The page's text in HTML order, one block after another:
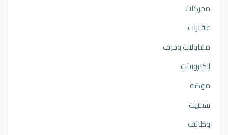
محركات
عقارات
مقاولات وحرف
إلكترونيات
موضه
ستلايت
وظائف